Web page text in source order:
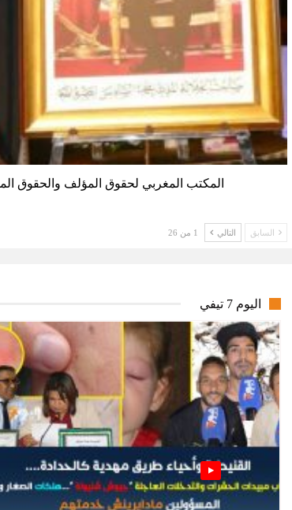
المكتب المغربي لحقوق المؤلف والحقوق
السابق التالي 1 من 26
اليوم 7 تيفي